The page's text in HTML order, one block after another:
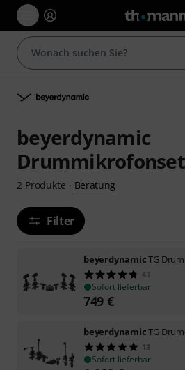
beyerdynamic
2 Produkte · Beratung
Filter
beyerdynamicTG
43
Sofort lieferbar
749 €
beyerdynamicTG
13
Sofort lieferbar